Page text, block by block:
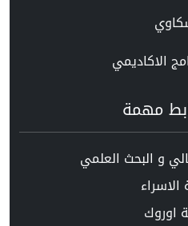
الاكاديمي
مهمة
و البحث العلمي
اوروك